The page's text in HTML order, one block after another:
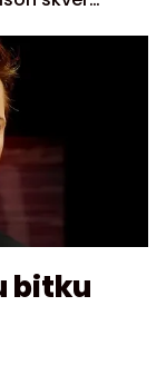
par venčao
bitku